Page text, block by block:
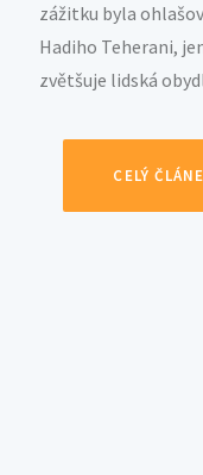
zážitku byla
Hadiho Teherani,
zvětšuje lidská
CELÝ